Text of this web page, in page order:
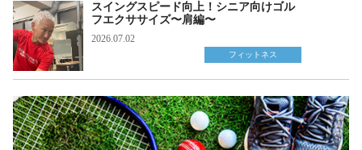
スイングスピード向上！シニア向けゴル
フエクササイズ〜肩編〜
2026.07.02
フィットネス